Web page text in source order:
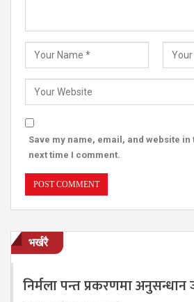
Save my name, email, and website
next time I comment.
भर्खरै
निर्मला पन्त प्रकरणमा